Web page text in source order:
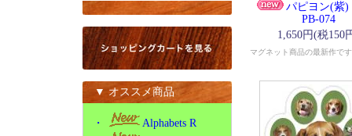
▼ オススメ商品
・
Alphabets R
パピヨ
PB-074
1,650円(税150
マグネット商品の最新作です